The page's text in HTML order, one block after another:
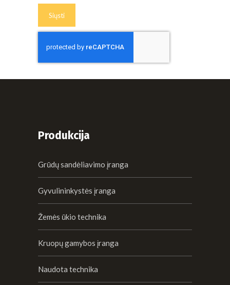
Produkcija
Grūdų sandėliavimo įranga
Gyvulininkystės įranga
Žemės ūkio technika
Kruopų gamybos įranga
Naudota technika